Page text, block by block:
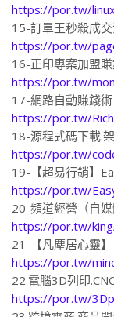
https://por.tw/
15-訂單王秒殺成
https://por.tw/
16-正印專案加盟
https://por.tw/
17-網路自動賺錢術
https://por.tw/Rich
18-源程式碼下載.
https://por.tw/
19-【超易行銷】
https://por.tw/
20-頻道經營（自
https://por.tw/
21-【凡塵居心靈】
https://por.tw/
22.電腦3D列印
https://por.tw/